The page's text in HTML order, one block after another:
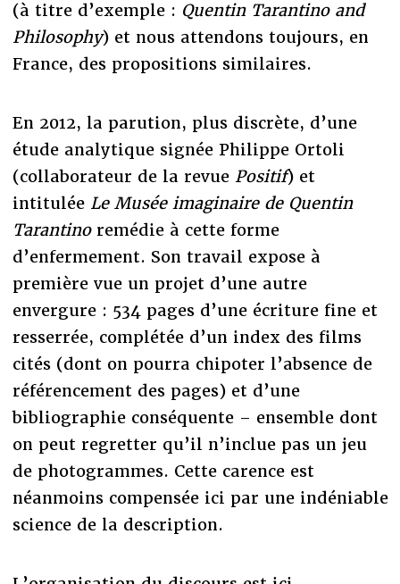
(à titre d’exemple : Quentin Tarantino and
Philosophy) et nous attendons toujours, en
France, des propositions similaires.
En 2012, la parution, plus discrète, d’une
étude analytique signée Philippe Ortoli
(collaborateur de la revue Positif) et
intitulée Le Musée imaginaire de Quentin
Tarantinoremédie à cette forme
d’enfermement. Son travail expose à
première vue un projet d’une autre
envergure : 534 pages d’une écriture fine et
resserrée, complétée d’un index des films
cités (dont on pourra chipoter l’absence de
référencement des pages) et d’une
bibliographie conséquente – ensemble dont
on peut regretter qu’il n’inclue pas un jeu
de photogrammes. Cette carence est
néanmoins compensée ici par une indéniable
science de la description.